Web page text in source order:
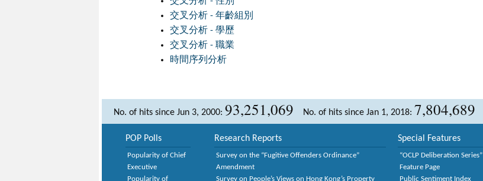
交叉分析 - 年齡組別
交叉分析 - 學歷
交叉分析 - 職業
時間序列分析
No. of hits since Jun 3, 2000: 93,251,069 No. of hits since Jan 1, 2018: 7,804,689
POP Polls
Popularity of Chief
Executive
Popularity of
Research Reports
Survey on the “Fugitive Offenders Ordinance”
Amendment
Survey on People’s Views on Hong Kong’s Property
Special Features
“OCLP Deliberation Series”
Feature Page
Public Sentiment Index